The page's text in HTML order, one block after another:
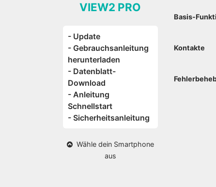
VIEW2 PRO
- Update
- Gebrauchsanleitung
herunterladen
- Datenblatt-
Download
- Anleitung
Schnellstart
- Sicherheitsanleitung
Wähle dein Smartphone
aus
Basis-
Kontakte